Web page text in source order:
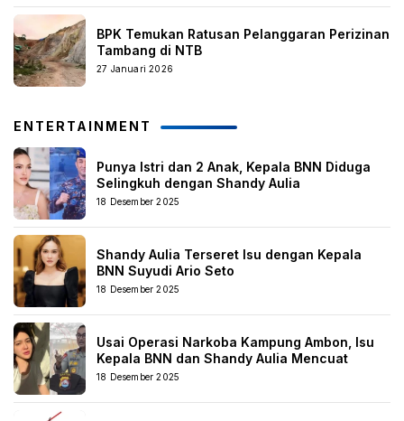
BPK Temukan Ratusan Pelanggaran Perizinan
Tambang di NTB
27 Januari 2026
ENTERTAINMENT
Punya Istri dan 2 Anak, Kepala BNN Diduga
Selingkuh dengan Shandy Aulia
18 Desember 2025
Shandy Aulia Terseret Isu dengan Kepala
BNN Suyudi Ario Seto
18 Desember 2025
Usai Operasi Narkoba Kampung Ambon, Isu
Kepala BNN dan Shandy Aulia Mencuat
18 Desember 2025